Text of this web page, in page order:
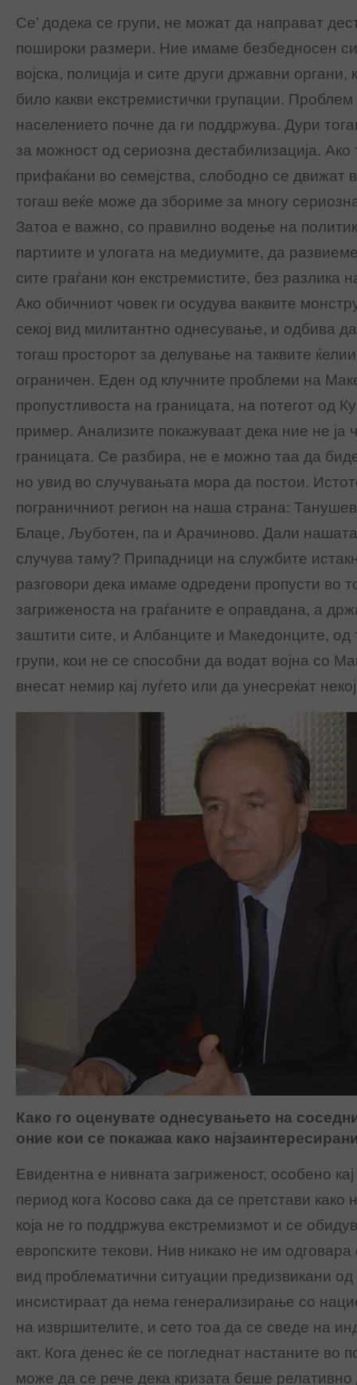
Се’ додека се групи, не можат да направат
пошироки размери. Ние имаме безбедносен
војска, полиција и сите други државни органи,
било какви екстремистички групации. Проблем
населението почне да ги поддржува. Дури
за можност од сериозна дестабилизација. Ако
прифаќани во семејства, слободно се движат
тогаш веќе може да збориме за многу
Затоа е важно, со правилно водење на
партиите и улогата на медиумите, да
сите граѓани кон екстремистите, без разлика
Ако обичниот човек ги осудува ваквите
секој вид милитантно однесување, и одбива
тогаш просторот за делување на таквите
ограничен. Еден од клучните проблеми на
пропустливоста на границата, на потегот од
пример. Анализите покажуваат дека ние не ја
границата. Се разбира, не е можно таа да
но увид во случувањата мора да постои.
пограничниот регион на наша страна:
Блаце, Љуботен, па и Арачиново. Дали
случува таму? Припадници на службите
разговори дека имаме одредени пропусти во
загриженоста на граѓаните е оправдана, а
заштити сите, и Албанците и Македонците, од
групи, кои не се способни да водат војна со
внесат немир кај луѓето или да унесреќат
Како го оценувате однесувањето на
оние кои се покажаа како
Евидентна е нивната загриженост, особено
период кога Косово сака да се претстави
која не го поддржува екстремизмот и се
европските текови. Нив никако не им
вид проблематични ситуации предизвикани
инсистираат да нема генерализирање со
на извршителите, и сето тоа да се сведе на
акт. Кога денес ќе се погледнат настаните во
може да се рече дека кризата беше